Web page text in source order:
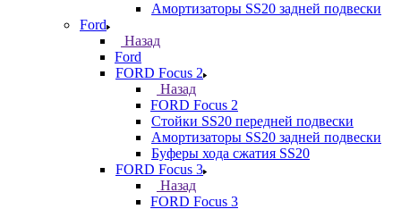
Амортизаторы SS20 задней подвески
Ford
Назад
Ford
FORD Focus 2
Назад
FORD Focus 2
Стойки SS20 передней подвески
Амортизаторы SS20 задней подвески
Буферы хода сжатия SS20
FORD Focus 3
Назад
FORD Focus 3